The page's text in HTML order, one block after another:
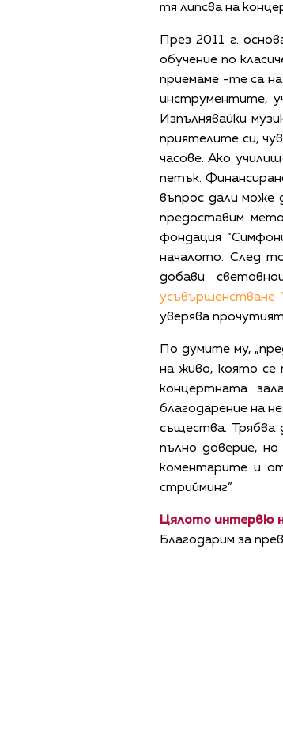
тя липсва на
През 2011 г.
обучение по
приемаме -те са
инструментите,
Изпълнявайки
приятелите си,
часове. Ако
петък.
въпрос дали може
предоставим
фондация
началото. След
добави
усъвършенстване
уверява
По думите му,
на живо, която се
концертната
благодарение на
същества.
пълно доверие,
коментарите и
стрийминг”.
Цялото интервю
Благодарим за